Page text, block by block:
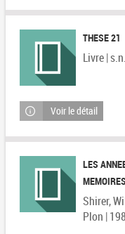
THESE 21
Livre |
Voir le détail
LES
Shirer,
Plon |